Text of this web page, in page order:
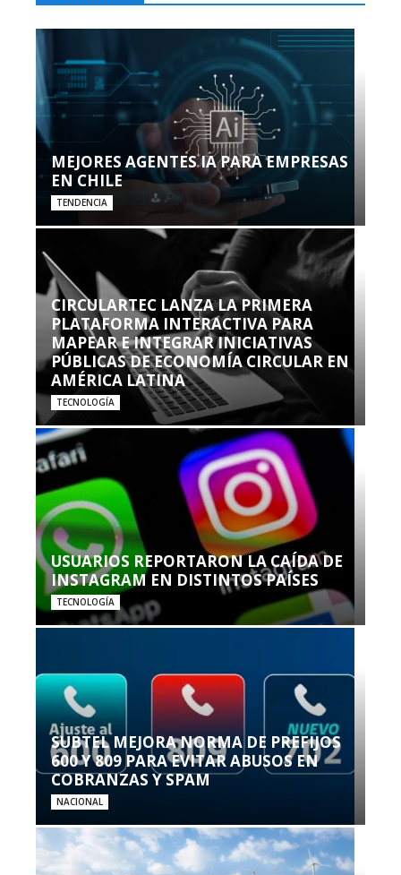
MEJORES AGENTES IA PARA EMPRESAS
EN CHILE
TENDENCIA
CIRCULARTEC LANZA LA PRIMERA
PLATAFORMA INTERACTIVA PARA
MAPEAR E INTEGRAR INICIATIVAS
PÚBLICAS DE ECONOMÍA CIRCULAR EN
AMÉRICA LATINA
TECNOLOGÍA
USUARIOS REPORTARON LA CAÍDA DE
INSTAGRAM EN DISTINTOS PAÍSES
TECNOLOGÍA
SUBTEL MEJORA NORMA DE PREFIJOS
600 Y 809 PARA EVITAR ABUSOS EN
COBRANZAS Y SPAM
NACIONAL